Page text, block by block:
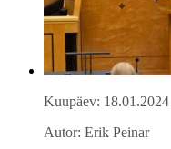
Kuupäev: 18.01.2024
Autor: Erik Peinar